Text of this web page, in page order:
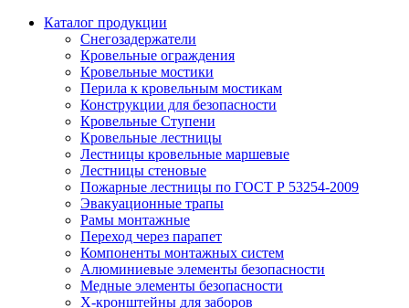
Каталог продукции
Снегозадержатели
Кровельные ограждения
Кровельные мостики
Перила к кровельным мостикам
Конструкции для безопасности
Кровельные Ступени
Кровельные лестницы
Лестницы кровельные маршевые
Лестницы стеновые
Пожарные лестницы по ГОСТ Р 53254-2009
Эвакуационные трапы
Рамы монтажные
Переход через парапет
Компоненты монтажных систем
Алюминиевые элементы безопасности
Медные элементы безопасности
X-кронштейны для заборов